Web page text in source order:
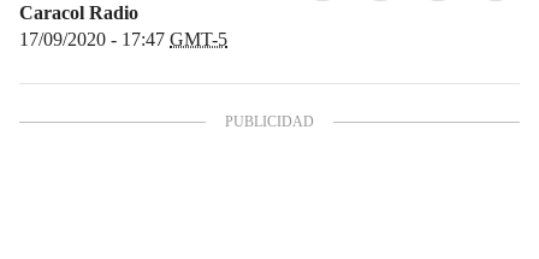
Caracol Radio
17/09/2020 - 17:47 GMT-5